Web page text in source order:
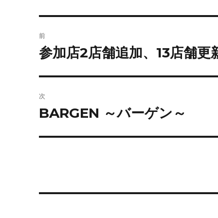
稿
ゲ
ン
前
前
投
稿:
参加店2店舗追加、13店舗更
次
次
投
BARGEN ～バーゲン～